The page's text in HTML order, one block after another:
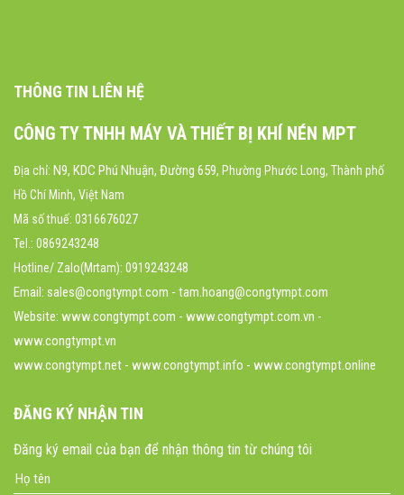
THÔNG TIN LIÊN HỆ
CÔNG TY TNHH MÁY VÀ THIẾT BỊ KHÍ NÉN MPT
Địa chỉ: N9, KDC Phú Nhuận, Đường 659, Phường Phước Long, Thành phố
Hồ Chí Minh, Việt Nam
Mã số thuế: 0316676027
Tel.: 0869243248
Hotline/ Zalo(Mrtam): 0919243248
Email: sales@congtympt.com - tam.hoang@congtympt.com
Website: www.congtympt.com - www.congtympt.com.vn -
www.congtympt.vn
www.congtympt.net - www.congtympt.info - www.congtympt.online
ĐĂNG KÝ NHẬN TIN
Đăng ký email của bạn để nhận thông tin từ chúng tôi